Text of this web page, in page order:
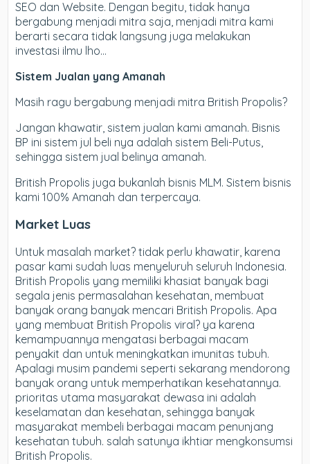
SEO dan Website. Dengan begitu, tidak hanya
bergabung menjadi mitra saja, menjadi mitra kami
berarti secara tidak langsung juga melakukan
investasi ilmu lho…
Sistem Jualan yang Amanah
Masih ragu bergabung menjadi mitra British Propolis?
Jangan khawatir, sistem jualan kami amanah. Bisnis
BP ini sistem jul beli nya adalah sistem Beli-Putus,
sehingga sistem jual belinya amanah.
British Propolis juga bukanlah bisnis MLM. Sistem bisnis
kami 100% Amanah dan terpercaya.
Market Luas
Untuk masalah market? tidak perlu khawatir, karena
pasar kami sudah luas menyeluruh seluruh Indonesia.
British Propolis yang memiliki khasiat banyak bagi
segala jenis permasalahan kesehatan, membuat
banyak orang banyak mencari British Propolis. Apa
yang membuat British Propolis viral? ya karena
kemampuannya mengatasi berbagai macam
penyakit dan untuk meningkatkan imunitas tubuh.
Apalagi musim pandemi seperti sekarang mendorong
banyak orang untuk memperhatikan kesehatannya.
prioritas utama masyarakat dewasa ini adalah
keselamatan dan kesehatan, sehingga banyak
masyarakat membeli berbagai macam penunjang
kesehatan tubuh. salah satunya ikhtiar mengkonsumsi
British Propolis.